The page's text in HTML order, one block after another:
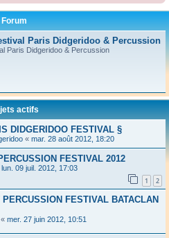
r
c
Forum
Paris Didgeridoo & Percussion
Paris Didgeridoo & Percussion
actifs
DIDGERIDOO FESTIVAL §
« mar. 28 août 2012, 18:20
FESTIVAL 2012
lun. 09 juil. 2012, 17:03
1 2
FESTIVAL BATACLAN
« mer. 27 juin 2012, 10:51